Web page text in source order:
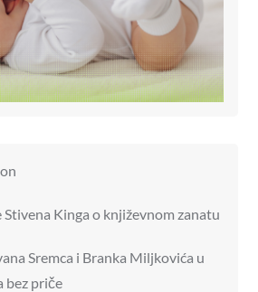
Kinga o književnom zanatu
Sremca i Branka Miljkovića u
bez priče